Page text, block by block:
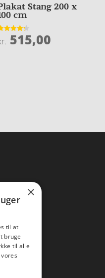
Stang 200 x
cm
515,00
×
til at
bruge
til alle